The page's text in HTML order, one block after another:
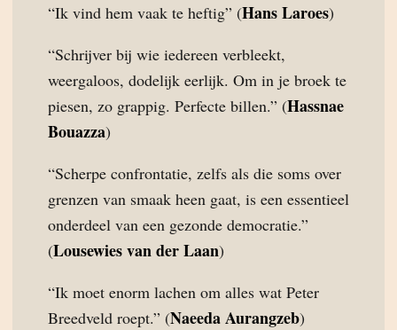
“Ik vind hem vaak te heftig” (Hans Laroes)
“Schrijver bij wie iedereen verbleekt,
weergaloos, dodelijk eerlijk. Om in je broek te
piesen, zo grappig. Perfecte billen.” (Hassnae
Bouazza)
“Scherpe confrontatie, zelfs als die soms over
grenzen van smaak heen gaat, is een essentieel
onderdeel van een gezonde democratie.”
(Lousewies van der Laan)
“Ik moet enorm lachen om alles wat Peter
Breedveld roept.” (Naeeda Aurangzeb)